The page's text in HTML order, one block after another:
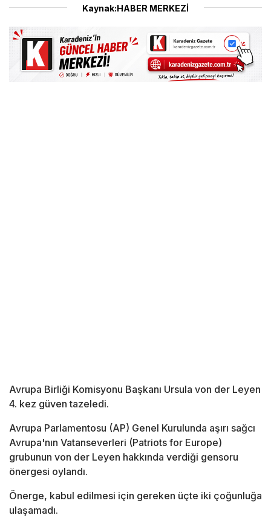
Kaynak:HABER MERKEZİ
Avrupa Birliği Komisyonu Başkanı Ursula von der Leyen
4. kez güven tazeledi.
Avrupa Parlamentosu (AP) Genel Kurulunda aşırı sağcı
Avrupa'nın Vatanseverleri (Patriots for Europe)
grubunun von der Leyen hakkında verdiği gensoru
önergesi oylandı.
Önerge, kabul edilmesi için gereken üçte iki çoğunluğa
ulaşamadı.